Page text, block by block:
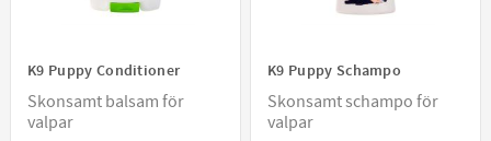
K9 Puppy Conditioner
Skonsamt balsam för
valpar
K9 Puppy Schampo
Skonsamt schampo för
valpar